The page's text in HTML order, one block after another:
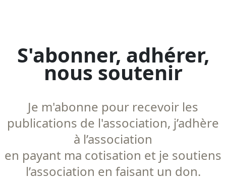
S'abonner, adhérer,
nous soutenir
Je m'abonne pour recevoir les
publications de l'association, j’adhère
à l’association
en payant ma cotisation et je soutiens
l’association en faisant un don.